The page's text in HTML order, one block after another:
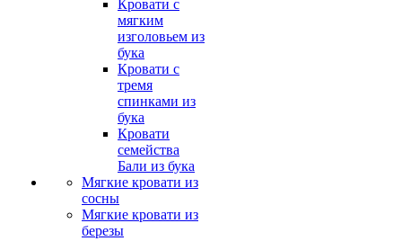
Кровати с
мягким
изголовьем из
бука
Кровати с
тремя
спинками из
бука
Кровати
семейства
Бали из бука
Мягкие кровати из
сосны
Мягкие кровати из
березы